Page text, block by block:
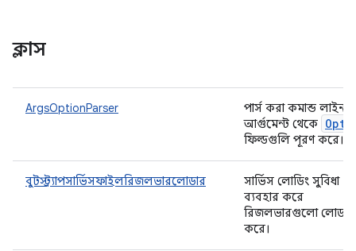
ক্লাস
ArgsOptionParser
পার্স করা কমান্ড লাইন
আর্গুমেন্ট থেকে
ফিল্ডগুলি পূরণ করে।
বুটস্ট্র্যাপসার্ভিসফাইলরিজলভারলোডার
সার্ভিস লোডিং সুবিধা
ব্যবহার করে
রিজলভারগুলো লোড
করে।